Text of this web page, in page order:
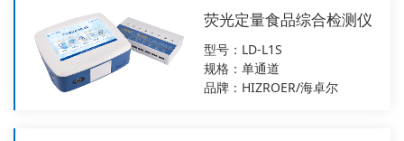
荧光定量食品综合检测仪
型号：LD-L1S
规格：单通道
品牌：HIZROER/海卓尔